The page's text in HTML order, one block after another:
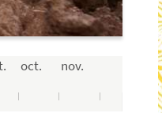
oct. nov.